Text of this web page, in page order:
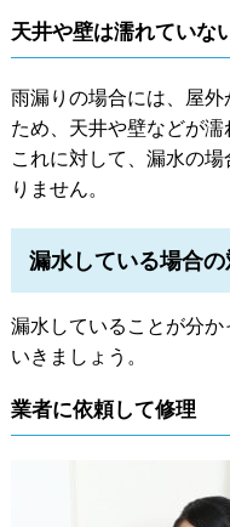
天井や壁は濡れていな
雨漏りの場合には、屋
ため、天井や壁などが濡
これに対して、漏水の
りません。
漏水している場合
漏水していることが分
いきましょう。
業者に依頼して修理